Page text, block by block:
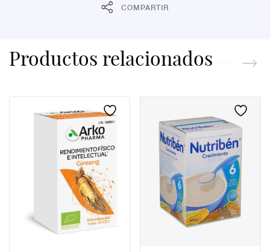
COMPARTIR
Productos relacionados